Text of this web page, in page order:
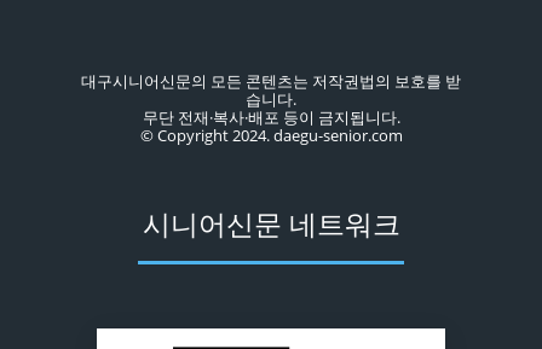
대구시니어신문의 모든 콘텐츠는 저작권법의 보호를 받
습니다.
무단 전재·복사·배포 등이 금지됩니다.
© Copyright 2024. daegu-senior.com
시니어신문 네트워크